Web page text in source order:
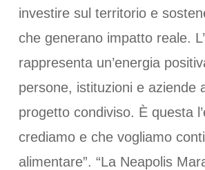
investire sul territorio e
che generano impatto reale.
rappresenta un’energia
persone, istituzioni e aziende
progetto condiviso. È questa
crediamo e che vogliamo
alimentare”. “La Neapolis